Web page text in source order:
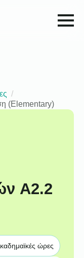
(Elementary)
A2.2
ώρες